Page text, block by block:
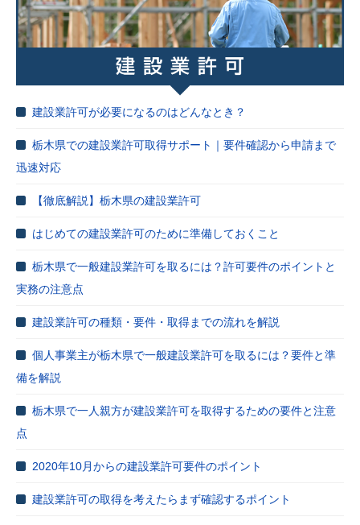
建設業許可が必要になるのはどんなとき？
栃木県での建設業許可取得サポート｜要件確認から申請まで
迅速対応
【徹底解説】栃木県の建設業許可
はじめての建設業許可のために準備しておくこと
栃木県で一般建設業許可を取るには？許可要件のポイントと
実務の注意点
建設業許可の種類・要件・取得までの流れを解説
個人事業主が栃木県で一般建設業許可を取るには？要件と準
備を解説
栃木県で一人親方が建設業許可を取得するための要件と注意
点
2020年10月からの建設業許可要件のポイント
建設業許可の取得を考えたらまず確認するポイント